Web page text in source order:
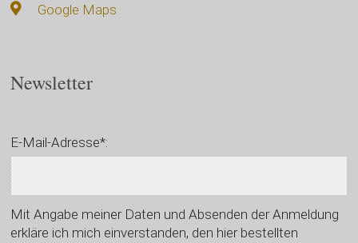
Google Maps
Newsletter
E-Mail-Adresse*:
Mit Angabe meiner Daten und Absenden der Anmeldung
erkläre ich mich einverstanden, den hier bestellten